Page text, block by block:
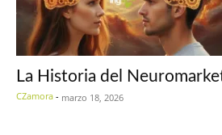
La Historia del
CZamora - marzo 18, 2026